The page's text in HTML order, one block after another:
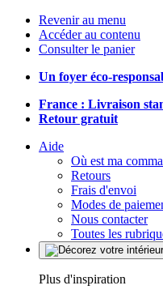
Revenir au menu
Accéder au contenu
Consulter le panier
Un foyer éco-
France : Livraison
Retour gratuit
Aide
Où est ma
Retours
Frais d'envoi
Modes de
Nous contacter
Toutes les
Plus d'inspiration